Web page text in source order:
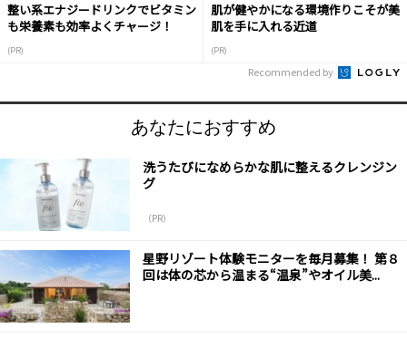
整い系エナジードリンクでビタミン
も栄養素も効率よくチャージ！
(PR)
肌が健やかになる環境作りこそが美
肌を手に入れる近道
(PR)
Recommended by
あなたにおすすめ
洗うたびになめらかな肌に整えるクレンジン
グ
（PR）
星野リゾート体験モニターを毎月募集！ 第８
回は体の芯から温まる“温泉”やオイル美...